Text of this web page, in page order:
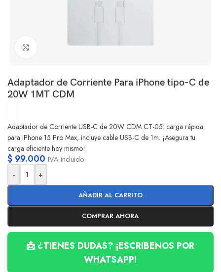
Clic para ampliar
Adaptador de Corriente Para iPhone tipo-C de
20W 1MT CDM
Adaptador de Corriente USB-C de 20W CDM CT-05: carga rápida
para iPhone 15 Pro Max, incluye cable USB-C de 1m. ¡Asegura tu
carga eficiente hoy mismo!
$ 99.000 IVA incluido
-
+
AÑADIR AL CARRITO
COMPRAR AHORA
📩 ¿TIENES DUDAS? ¡ESCRIBENOS POR
WHATSAPP!